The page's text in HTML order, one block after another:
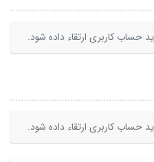
حساب کاربری ارتقاء داده شود.
حساب کاربری ارتقاء داده شود.